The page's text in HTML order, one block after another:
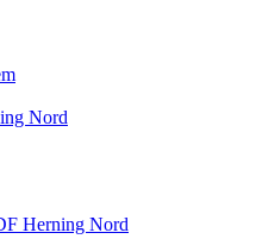
Nord
Herning Nord